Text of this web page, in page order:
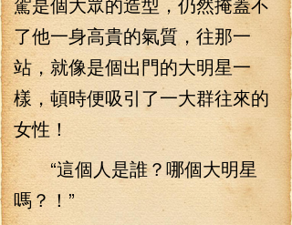
了他一身高貴的氣質，往那一
站，就像是個出門的大明星一
樣，頓時便吸引了一大群往來的
女性！
“這個人是誰？哪個大明星
嗎？！”